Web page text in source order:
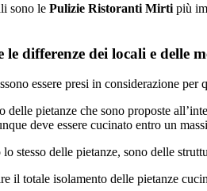
sono le Pulizie Ristoranti Mirti più
differenze dei locali e delle
essere presi in considerazione per
delle pietanze che sono proposte
deve essere cucinato entro un
stesso delle pietanze, sono delle
il totale isolamento delle pietanze